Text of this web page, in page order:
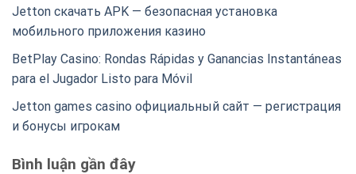
Jetton скачать APK — безопасная установка
мобильного приложения казино
BetPlay Casino: Rondas Rápidas y Ganancias Instantáneas
para el Jugador Listo para Móvil
Jetton games casino официальный сайт — регистрация
и бонусы игрокам
Bình luận gần đây